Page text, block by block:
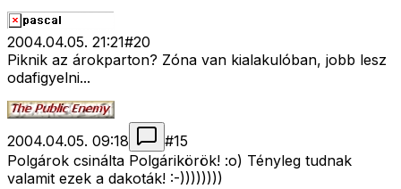
2004.04.05. 21:21#20
Piknik az árokparton? Zóna van kialakulóban, jobb lesz
odafigyelni...
2004.04.05. 09:18 #15
Polgárok csinálta Polgárikörök! :o) Tényleg tudnak
valamit ezek a dakoták! :-))))))))